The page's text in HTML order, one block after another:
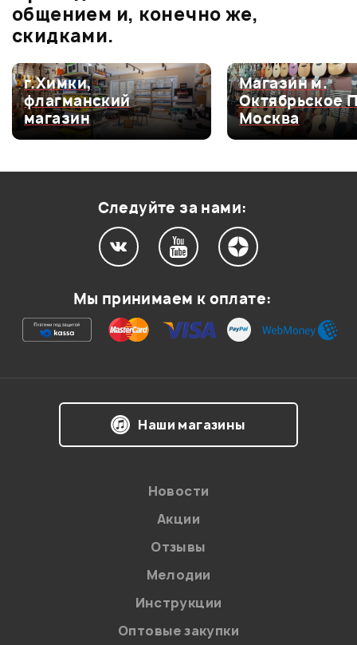
0.0
Оценка5
0
Оценка4
0
Оценка3
0
Ваша оценка:
на обработку персональных данных в
Политикой в отношении обработки
персональных данных.
общением и, конечно же,
скидками.
г.Химки,
флагманский
магазин
Магазин м.
Октябрьское
Москва
Следуйте за нами:
Мы принимаем к оплате:
Наши магазины
Новости
Акции
Отзывы
Мелодии
Инструкции
Оптовые закупки